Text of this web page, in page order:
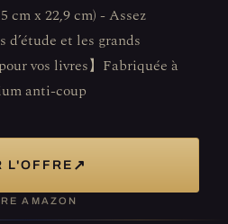
cm x 22,9 cm) - Assez
d’étude et les grands
vos livres】Fabriquée à
anti-coup
L'OFFRE ↗
AMAZON